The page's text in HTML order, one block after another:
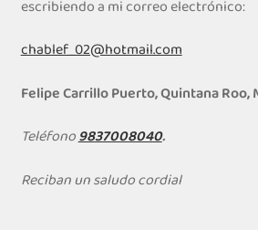
escribiendo a mi correo electrónico:
chablef_02@hotmail.com
Felipe Carrillo Puerto, Quintana Roo,
Teléfono9837008040.
Reciban un saludo cordial